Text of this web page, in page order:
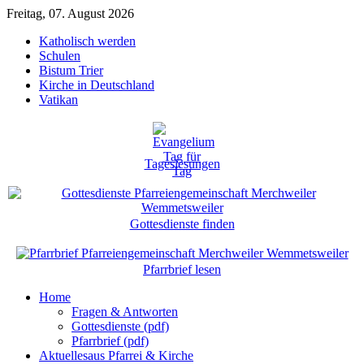
Freitag, 07. August 2026
Katholisch werden
Schulen
Bistum Trier
Kirche in Deutschland
Vatikan
Tageslesungen
Gottesdienste finden
Pfarrbrief lesen
Home
Fragen & Antworten
Gottesdienste (pdf)
Pfarrbrief (pdf)
Aktuellesaus Pfarrei & Kirche